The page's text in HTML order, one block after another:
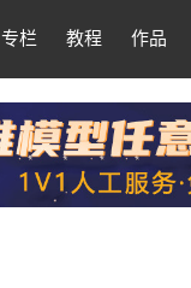
专栏 教程 作品